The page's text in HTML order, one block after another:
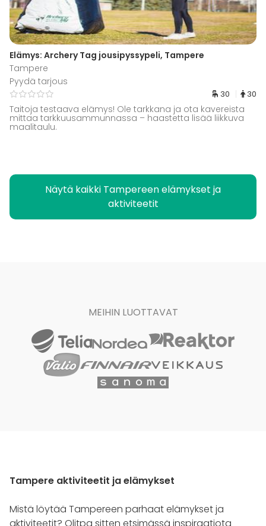
Elämys: Archery Tag jousipyssypeli, Tampere
Tampere
Pyydä tarjous
30 30
Taitoja testaava elämys! Ole tarkkana ja ota kavereista
mittaa tarkkuusammunnassa – haastetta lisää liikkuva
maalitaulu.
Näytä kaikki Tampereen elämykset ja
aktiviteetit
MEIHIN LUOTTAVAT
Tampere aktiviteetit ja elämykset
Mistä löytää Tampereen parhaat elämykset ja